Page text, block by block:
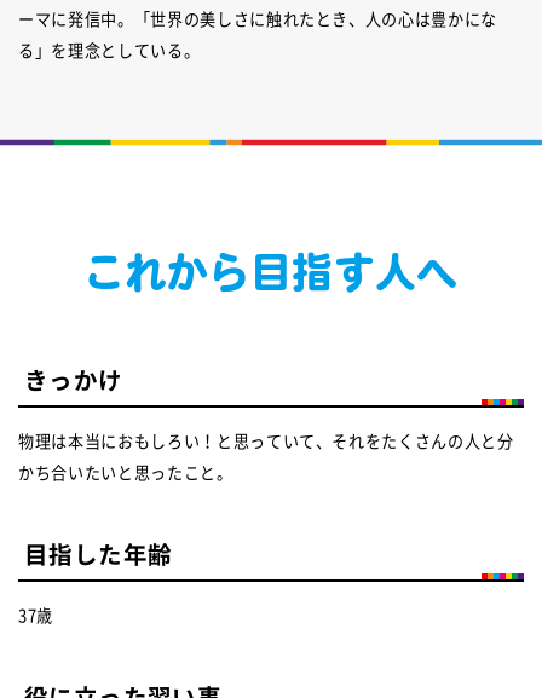
ーマに発信中。「世界の美しさに触れたとき、人の心は豊かにな
る」を理念としている。
これから目指す人へ
きっかけ
物理は本当におもしろい！と思っていて、それをたくさんの人と分
かち合いたいと思ったこと。
目指した年齢
37歳